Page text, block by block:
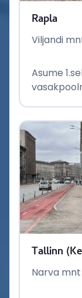
Rapla
Viljandi
Asume
Tallinn
Narva mnt